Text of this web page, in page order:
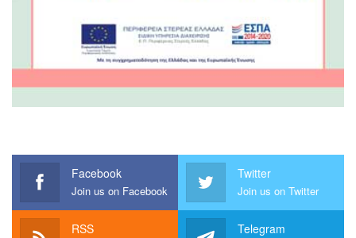
Facebook
Join us on Facebook
Twitter
Join us on Twitter
RSS Telegram